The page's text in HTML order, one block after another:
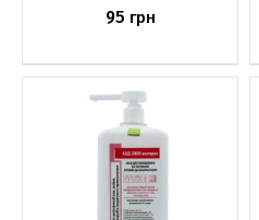
95 грн
Немає в наявності